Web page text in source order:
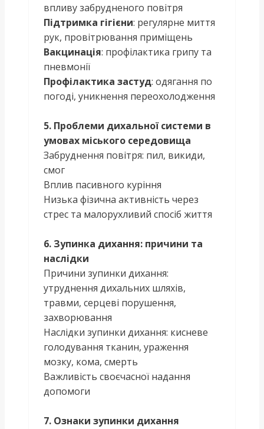
впливу забрудненого повітря
Підтримка гігієни: регулярне миття
рук, провітрювання приміщень
Вакцинація: профілактика грипу та
пневмонії
Профілактика застуд: одягання по
погоді, уникнення переохолодження
5. Проблеми дихальної системи в
умовах міського середовища
Забруднення повітря: пил, викиди,
смог
Вплив пасивного куріння
Низька фізична активність через
стрес та малорухливий спосіб життя
6. Зупинка дихання: причини та
наслідки
Причини зупинки дихання:
утруднення дихальних шляхів,
травми, серцеві порушення,
захворювання
Наслідки зупинки дихання: кисневе
голодування тканин, ураження
мозку, кома, смерть
Важливість своєчасної надання
допомоги
7. Ознаки зупинки дихання